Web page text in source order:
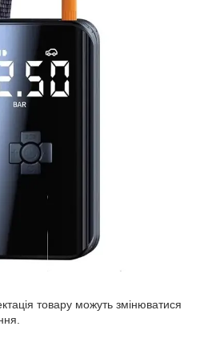
товару можуть змінюватися